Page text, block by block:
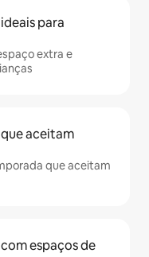
para
extra e
aceitam
que aceitam
espaços de